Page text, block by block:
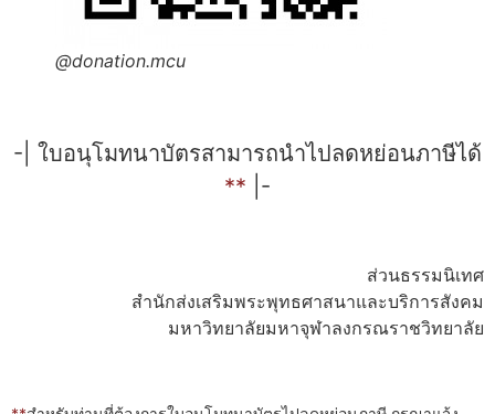
@donation.mcu
-| ใบอนุโมทนาบัตรสามารถนำไปลดหย่อนภาษีได้
** |-
ส่วนธรรมนิเทศ
สำนักส่งเสริมพระพุทธศาสนาและบริการสังคม
มหาวิทยาลัยมหาจุฬาลงกรณราชวิทยาลัย